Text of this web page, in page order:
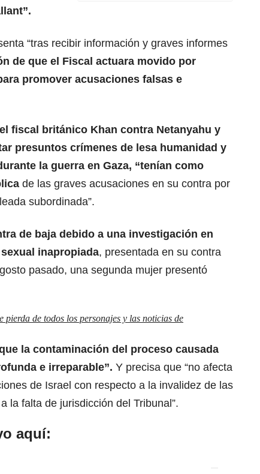
“tras recibir información y graves informes
de que el Fiscal actuara movido por
promover acusaciones falsas e
fiscal británico Khan contra Netanyahu y
presuntos crímenes de lesa humanidad y
la guerra en Gaza, “tenían como
de las graves acusaciones en su contra por
subordinada”.
de baja debido a una investigación en
inapropiada, presentada en su contra
pasado, una segunda mujer presentó
de todos los personajes y las noticias de
la contaminación del proceso causada
e irreparable”. Y precisa que “no afecta
de Israel con respecto a la invalidez de las
la falta de jurisdicción del Tribunal”.
aquí: